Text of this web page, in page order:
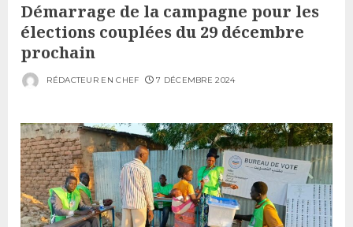
Démarrage de la campagne pour les
élections couplées du 29 décembre
prochain
RÉDACTEUR EN CHEF 7 DÉCEMBRE 2024